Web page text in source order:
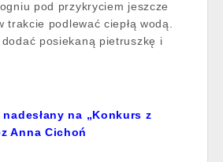
pod przykryciem jeszcze
trakcie podlewać ciepłą wodą.
posiekaną pietruszkę i
nadesłany na „Konkurs z
Anna Cichoń